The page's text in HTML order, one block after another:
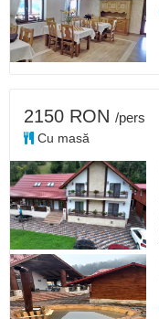
2150 RON /pers
Cu masă